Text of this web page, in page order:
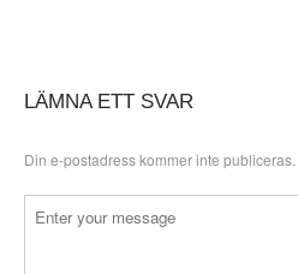
LÄMNA ETT SVAR
Din e-postadress kommer inte publiceras.
Kommentar